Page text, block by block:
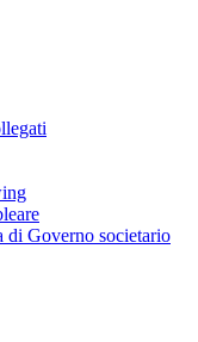
di Governo societario